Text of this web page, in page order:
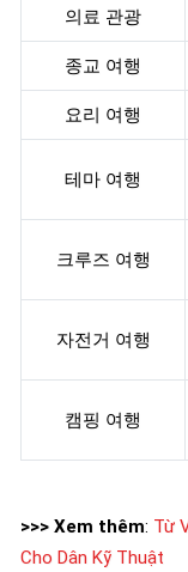
의료 관광
종교 여행
요리 여행
테마 여행
크루즈 여행
자전거 여행
캠핑 여행
>>> Xem thêm: Từ
Cho Dân Kỹ Thuật